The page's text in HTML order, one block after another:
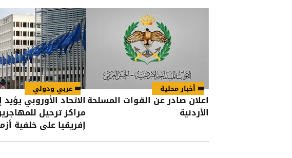
أخبار محلية
اعلان صادر عن القوات المسلحة
الأردنية
عربي ودولي
الاتحاد الأوروبي
مراكز ترحيل
إفريقيا على خلفية